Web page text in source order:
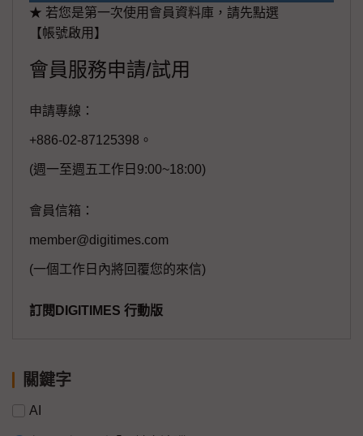
★ 若您是第一次使用會員資料庫，請先點選
【帳號啟用】
會員服務申請/試用
申請專線：
+886-02-87125398。
(週一至週五工作日9:00~18:00)
會員信箱：
member@digitimes.com
(一個工作日內將回覆您的來信)
訂閱DIGITIMES 行動版
關鍵字
AI